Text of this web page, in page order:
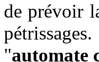
de prévoir
"automate